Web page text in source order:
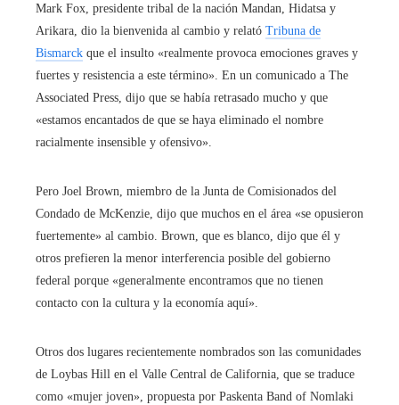
Mark Fox, presidente tribal de la nación Mandan, Hidatsa y
Arikara, dio la bienvenida al cambio y relató Tribuna de
Bismarck que el insulto «realmente provoca emociones graves y
fuertes y resistencia a este término». En un comunicado a The
Associated Press, dijo que se había retrasado mucho y que
«estamos encantados de que se haya eliminado el nombre
racialmente insensible y ofensivo».
Pero Joel Brown, miembro de la Junta de Comisionados del
Condado de McKenzie, dijo que muchos en el área «se opusieron
fuertemente» al cambio. Brown, que es blanco, dijo que él y
otros prefieren la menor interferencia posible del gobierno
federal porque «generalmente encontramos que no tienen
contacto con la cultura y la economía aquí».
Otros dos lugares recientemente nombrados son las comunidades
de Loybas Hill en el Valle Central de California, que se traduce
como «mujer joven», propuesta por Paskenta Band of Nomlaki